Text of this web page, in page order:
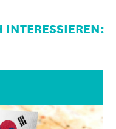
INTERESSIEREN: